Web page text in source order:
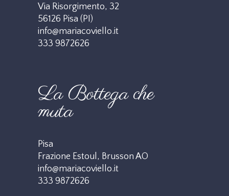
Via Risorgimento, 32
56126 Pisa (PI)
info@mariacoviello.it
333 9872626
La Bottega che
muta
Pisa
Frazione Estoul, Brusson AO
info@mariacoviello.it
333 9872626